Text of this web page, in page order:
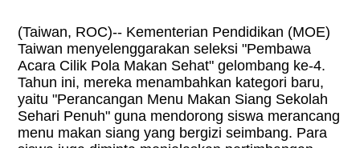
(Taiwan, ROC)-- Kementerian Pendidikan (MOE)
Taiwan menyelenggarakan seleksi "Pembawa
Acara Cilik Pola Makan Sehat" gelombang ke-4.
Tahun ini, mereka menambahkan kategori baru,
yaitu "Perancangan Menu Makan Siang Sekolah
Sehari Penuh" guna mendorong siswa merancang
menu makan siang yang bergizi seimbang. Para